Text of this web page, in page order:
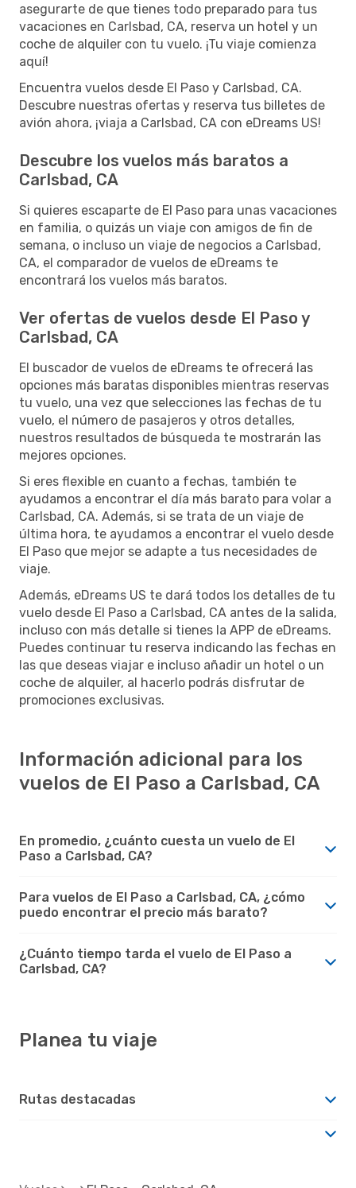
asegurarte de que tienes todo preparado para tus
vacaciones en Carlsbad, CA, reserva un hotel y un
coche de alquiler con tu vuelo. ¡Tu viaje comienza
aquí!
Encuentra vuelos desde El Paso y Carlsbad, CA.
Descubre nuestras ofertas y reserva tus billetes de
avión ahora, ¡viaja a Carlsbad, CA con eDreams US!
Descubre los vuelos más baratos a
Carlsbad, CA
Si quieres escaparte de El Paso para unas vacaciones
en familia, o quizás un viaje con amigos de fin de
semana, o incluso un viaje de negocios a Carlsbad,
CA, el comparador de vuelos de eDreams te
encontrará los vuelos más baratos.
Ver ofertas de vuelos desde El Paso y
Carlsbad, CA
El buscador de vuelos de eDreams te ofrecerá las
opciones más baratas disponibles mientras reservas
tu vuelo, una vez que selecciones las fechas de tu
vuelo, el número de pasajeros y otros detalles,
nuestros resultados de búsqueda te mostrarán las
mejores opciones.
Si eres flexible en cuanto a fechas, también te
ayudamos a encontrar el día más barato para volar a
Carlsbad, CA. Además, si se trata de un viaje de
última hora, te ayudamos a encontrar el vuelo desde
El Paso que mejor se adapte a tus necesidades de
viaje.
Además, eDreams US te dará todos los detalles de tu
vuelo desde El Paso a Carlsbad, CA antes de la salida,
incluso con más detalle si tienes la APP de eDreams.
Puedes continuar tu reserva indicando las fechas en
las que deseas viajar e incluso añadir un hotel o un
coche de alquiler, al hacerlo podrás disfrutar de
promociones exclusivas.
Información adicional para los
vuelos de El Paso a Carlsbad, CA
En promedio, ¿cuánto cuesta un vuelo de El
Paso a Carlsbad, CA?
Para vuelos de El Paso a Carlsbad, CA, ¿cómo
puedo encontrar el precio más barato?
¿Cuánto tiempo tarda el vuelo de El Paso a
Carlsbad, CA?
Planea tu viaje
Rutas destacadas